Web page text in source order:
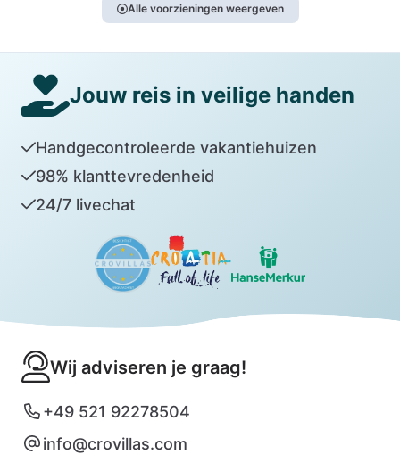
Alle voorzieningen weergeven
Jouw reis in veilige handen
Handgecontroleerde vakantiehuizen
98% klanttevredenheid
24/7 livechat
Wij adviseren je graag!
+49 521 92278504
info@crovillas.com